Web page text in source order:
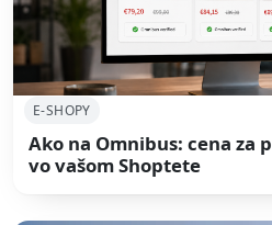
E-SHOPY
Ako na Omnibus: cena za
vo vašom Shoptete